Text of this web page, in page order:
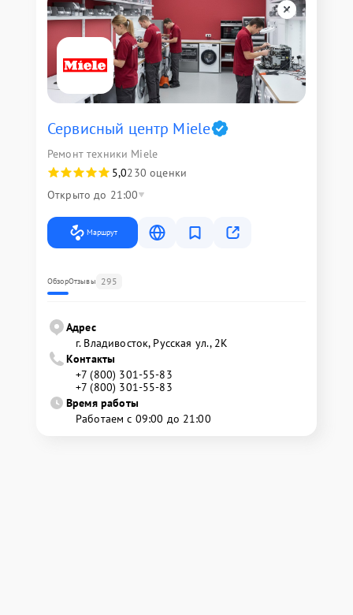
Сервисный центр Miele
Ремонт техники Miele
5,0230 оценки
Открыто до 21:00
Маршрут
ОбзорОтзывы 295
Адрес
г. Владивосток, Русская ул., 2К
Контакты
+7 (800) 301-55-83
+7 (800) 301-55-83
Время работы
Работаем с 09:00 до 21:00